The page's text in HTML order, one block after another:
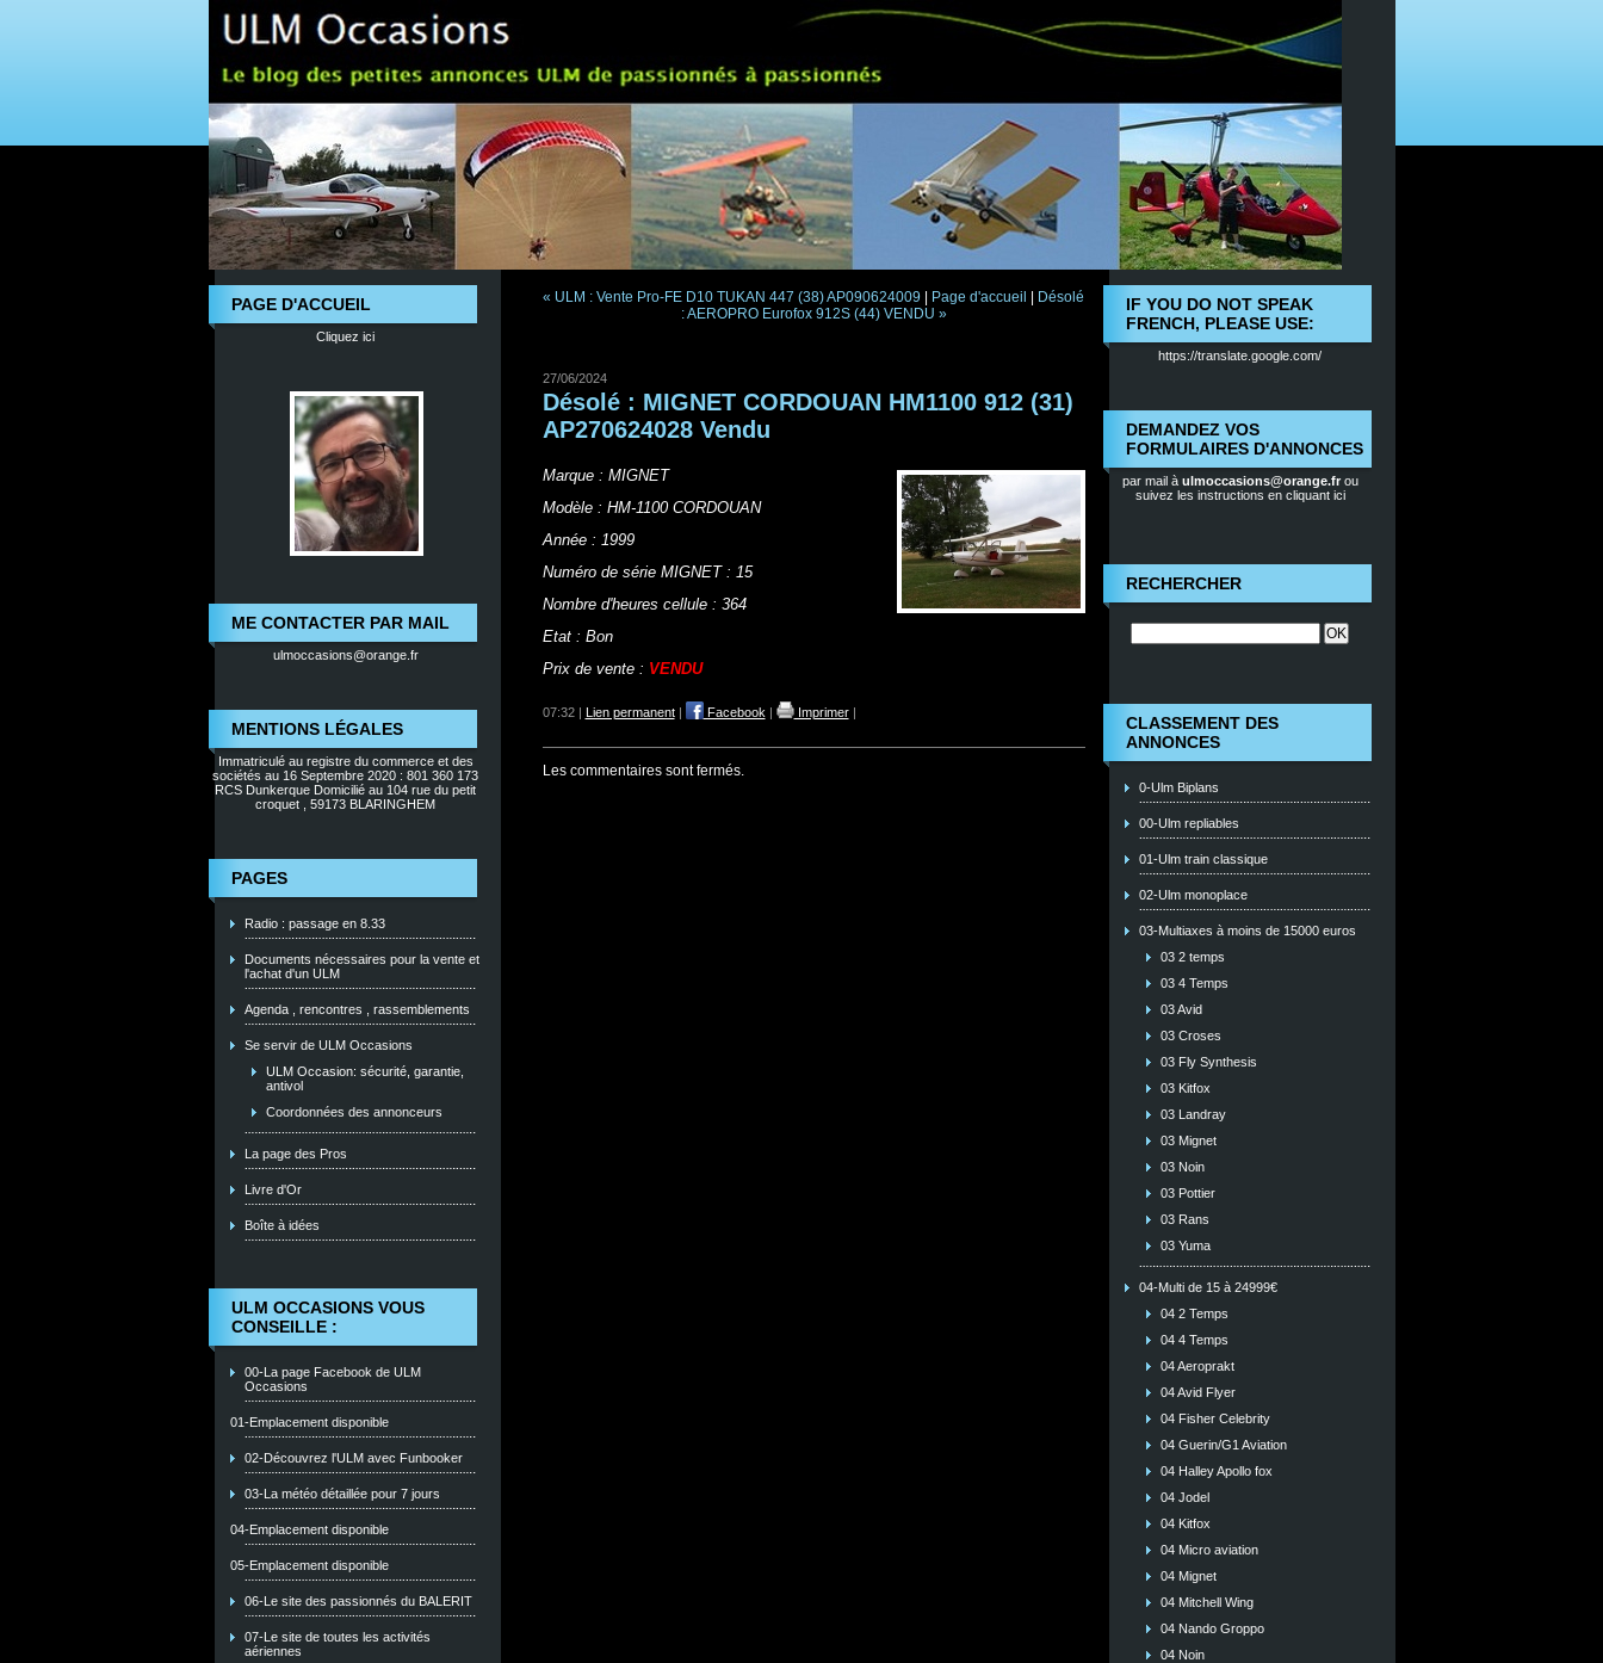
PAGE D'ACCUEIL
Cliquez ici
ME CONTACTER PAR MAIL
ulmoccasions@orange.fr
MENTIONS LÉGALES
Immatriculé au registre du commerce et des
sociétés au 16 Septembre 2020 : 801 360 173
RCS Dunkerque Domicilié au 104 rue du petit
croquet , 59173 BLARINGHEM
PAGES
Radio : passage en 8.33
Documents nécessaires pour la vente et
l'achat d'un ULM
Agenda , rencontres , rassemblements
Se servir de ULM Occasions
ULM Occasion: sécurité, garantie,
antivol
Coordonnées des annonceurs
La page des Pros
Livre d'Or
Boîte à idées
ULM OCCASIONS VOUS
CONSEILLE :
00-La page Facebook de ULM
Occasions
01-Emplacement disponible
02-Découvrez l'ULM avec Funbooker
03-La météo détaillée pour 7 jours
04-Emplacement disponible
05-Emplacement disponible
06-Le site des passionnés du BALERIT
07-Le site de toutes les activités
aériennes
IF YOU DO NOT SPEAK
FRENCH, PLEASE USE:
https://translate.google.com/
DEMANDEZ VOS
FORMULAIRES D'ANNONCES
par mail à ulmoccasions@orange.frou
suivez les instructions en cliquant ici
RECHERCHER
CLASSEMENT DES
ANNONCES
0-Ulm Biplans
00-Ulm repliables
01-Ulm train classique
02-Ulm monoplace
03-Multiaxes à moins de 15000 euros
03 2 temps
03 4 Temps
03 Avid
03 Croses
03 Fly Synthesis
03 Kitfox
03 Landray
03 Mignet
03 Noin
03 Pottier
03 Rans
03 Yuma
04-Multi de 15 à 24999€
04 2 Temps
04 4 Temps
04 Aeroprakt
04 Avid Flyer
04 Fisher Celebrity
04 Guerin/G1 Aviation
04 Halley Apollo fox
04 Jodel
04 Kitfox
04 Micro aviation
04 Mignet
04 Mitchell Wing
04 Nando Groppo
04 Noin
« ULM : Vente Pro-FE D10 TUKAN 447 (38) AP090624009 Page d'accueil
Désolé
: AEROPRO Eurofox 912S (44) VENDU »
27/06/2024
Désolé : MIGNET CORDOUAN HM1100 912 (31)
AP270624028 Vendu
Marque : MIGNET
Modèle : HM-1100 CORDOUAN
Année : 1999
Numéro de série MIGNET : 15
Nombre d'heures cellule : 364
Etat : Bon
Prix de vente : VENDU
07:32 | Lien permanent| Facebook | Imprimer|
Les commentaires sont fermés.